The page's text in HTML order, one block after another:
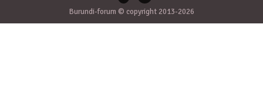
Burundi-forum © copyright 2013-2026